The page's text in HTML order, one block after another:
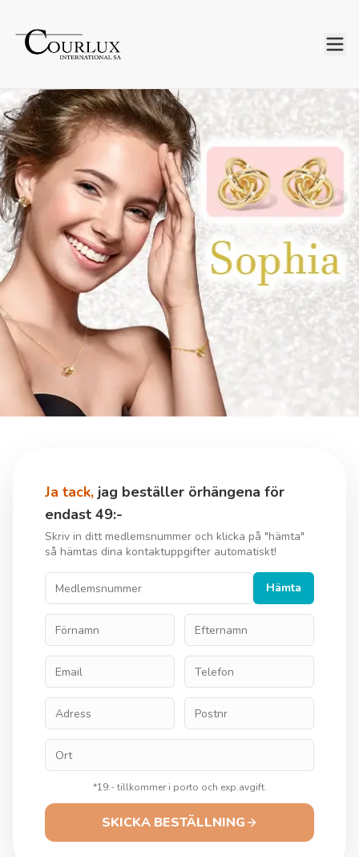
Ja tack, jag beställer örhängena för
endast 49:-
Skriv in ditt medlemsnummer och klicka på "hämta"
så hämtas dina kontaktuppgifter automatiskt!
Hämta
*19:- tillkommer i porto och exp.avgift.
SKICKA BESTÄLLNING